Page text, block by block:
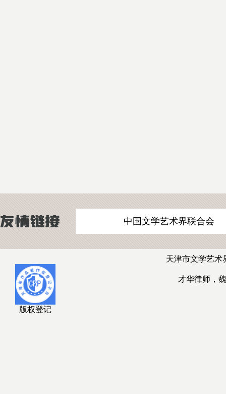
中国文学艺术界联合会
版权登记
天津市文学艺术
才华律师，